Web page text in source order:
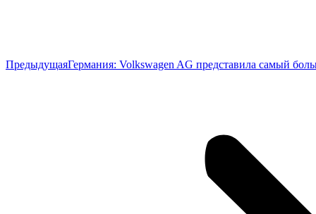
ПредыдущаяПредыдущая
Германия: Volkswagen AG представила самый